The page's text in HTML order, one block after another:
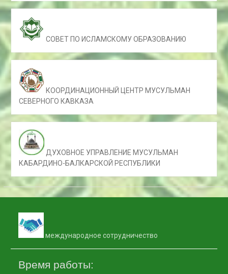
СОВЕТ ПО ИСЛАМСКОМУ ОБРАЗОВАНИЮ
КООРДИНАЦИОННЫЙ ЦЕНТР МУСУЛЬМАН
СЕВЕРНОГО КАВКАЗА
ДУХОВНОЕ УПРАВЛЕНИЕ МУСУЛЬМАН
КАБАРДИНО-БАЛКАРСКОЙ РЕСПУБЛИКИ
международное сотрудничество
Время работы: